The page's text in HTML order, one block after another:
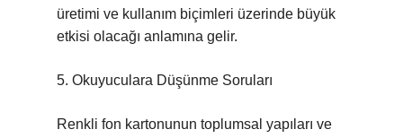
üretimi ve kullanım biçimleri üzerinde büyük
etkisi olacağı anlamına gelir.
5. Okuyuculara Düşünme Soruları
Renkli fon kartonunun toplumsal yapıları ve